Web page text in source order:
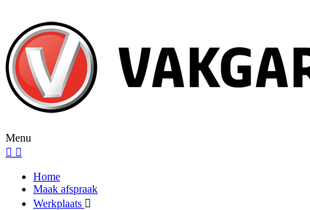
Menu
Home
Maak afspraak
Werkplaats